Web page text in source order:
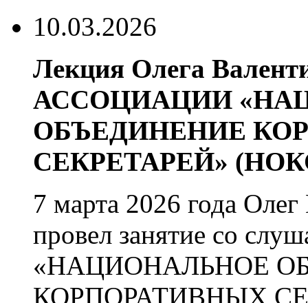
10.03.2026
Лекция Олега
АССОЦИАЦИИ
ОБЪЕДИНЕНИЕ
СЕКРЕТАРЕЙ»
7 марта 2026 года
провел занятие со
«НАЦИОНАЛЬНОЕ
КОРПОРАТИВНЫХ